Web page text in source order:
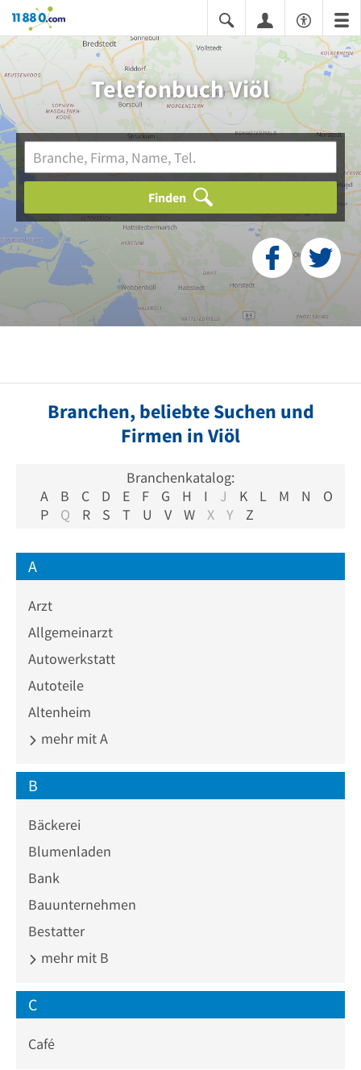
11880.com
Telefonbuch Viöl
Finden
Branchen, beliebte Suchen und
Firmen in Viöl
Branchenkatalog:
A
B C D E F G H I J K L M N
O
P
Q R S T U V W X Y Z
A
Arzt
Allgemeinarzt
Autowerkstatt
Autoteile
Altenheim
mehr mit A
B
Bäckerei
Blumenladen
Bank
Bauunternehmen
Bestatter
mehr mit B
C
Café